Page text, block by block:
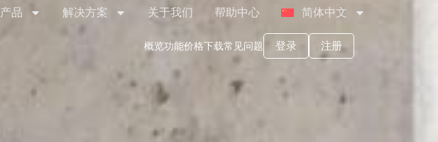
产品 解决方案 关于我们 帮助中心 简体中文
注册
登录
常见问题
下载
价格
功能
概览